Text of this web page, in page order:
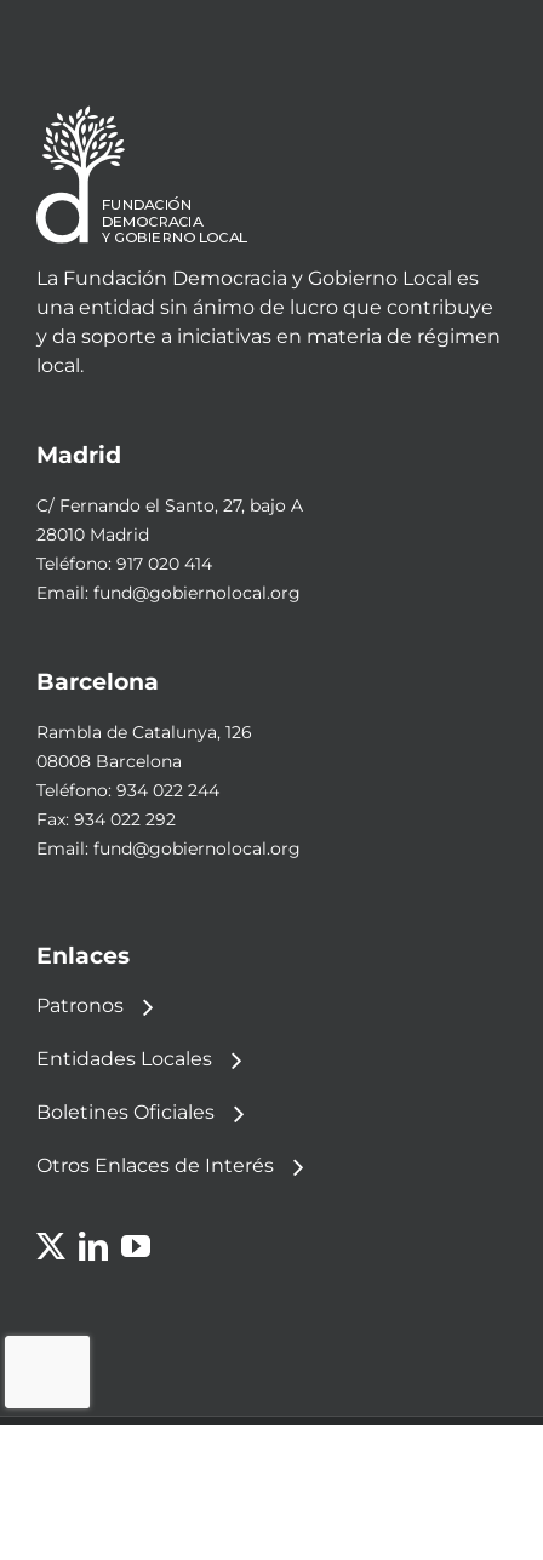
La Fundación Democracia y Gobierno Local es
una entidad sin ánimo de lucro que contribuye
y da soporte a iniciativas en materia de régimen
local.
Madrid
C/ Fernando el Santo, 27, bajo A
28010 Madrid
Teléfono: 917 020 414
Email: fund@gobiernolocal.org
Barcelona
Rambla de Catalunya, 126
08008 Barcelona
Teléfono: 934 022 244
Fax: 934 022 292
Email: fund@gobiernolocal.org
Enlaces
Patronos
Entidades Locales
Boletines Oficiales
Otros Enlaces de Interés